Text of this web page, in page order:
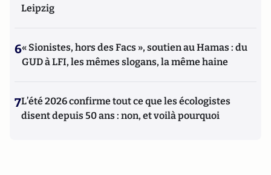
Leipzig
6« Sionistes, hors des Facs », soutien au Hamas : du
GUD à LFI, les mêmes slogans, la même haine
7L’été 2026 confirme tout ce que les écologistes
disent depuis 50 ans : non, et voilà pourquoi